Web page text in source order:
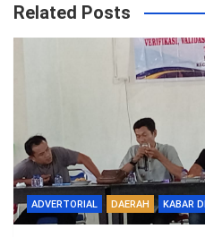
Related Posts
ADVERTORIAL DAERAH KABAR